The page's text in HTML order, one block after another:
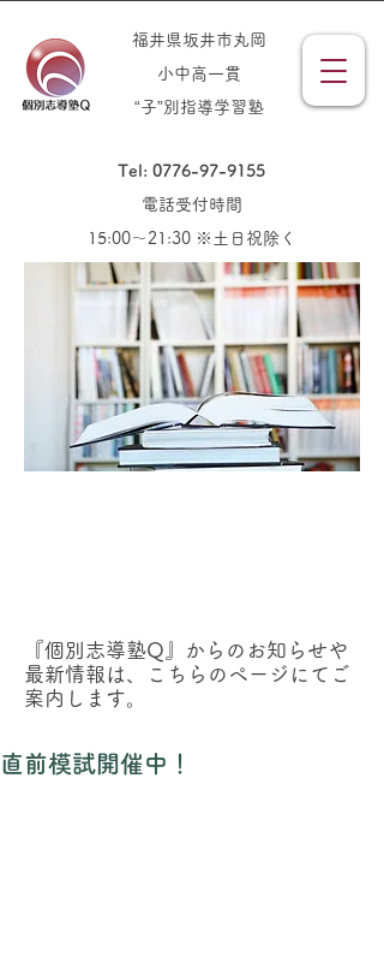
福井県坂井市丸岡
小中高一貫
“子”別指導学習塾
Tel: 0776-97-9155
電話受付時間
15:00～21:30 ※土日祝除く
『個別志導塾Q』からのお知らせや
最新情報は、こちらのページにてご
案内します。
直前模試開催中！